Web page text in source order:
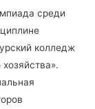
среди
колледж